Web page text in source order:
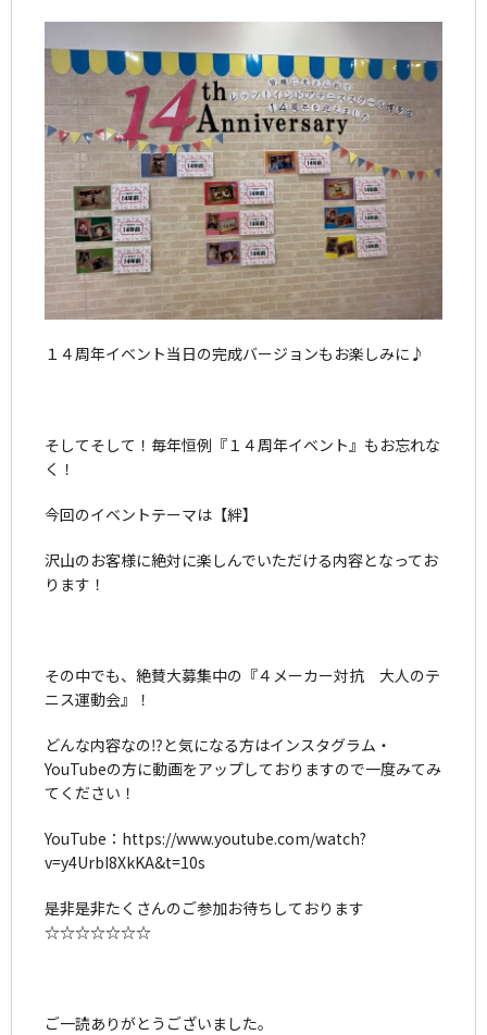
１４周年イベント当日の完成バージョンもお楽しみに♪
そしてそして！毎年恒例『１４周年イベント』もお忘れな
く！
今回のイベントテーマは【絆】
沢山のお客様に絶対に楽しんでいただける内容となってお
ります！
その中でも、絶賛大募集中の『４メーカー対抗 大人のテ
ニス運動会』！
どんな内容なの⁉と気になる方はインスタグラム・
YouTubeの方に動画をアップしておりますので一度みてみ
てください！
YouTube：https://www.youtube.com/watch?
v=y4UrbI8XkKA&t=10s
是非是非たくさんのご参加お待ちしております
☆☆☆☆☆☆☆
ご一読ありがとうございました。